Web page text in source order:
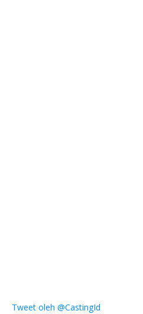
Tweet oleh @CastingId